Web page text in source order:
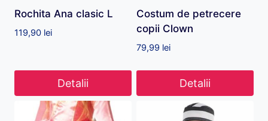
Rochita Ana clasic L
119,90 lei
Detalii
Costum de petrecere
copii Clown
79,99 lei
Detalii